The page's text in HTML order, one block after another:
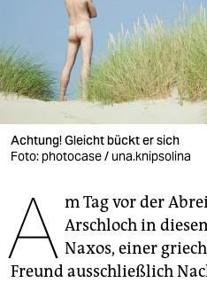
wahrheit
verlag
verlag
veranstaltungen
shop
unterstützen
abo
Achtung! Gleicht bückt er sich
Foto: photocase / una.knipsolina
A m Tag vor der
Arschloch in
Naxos, einer
Freund ausschließlich